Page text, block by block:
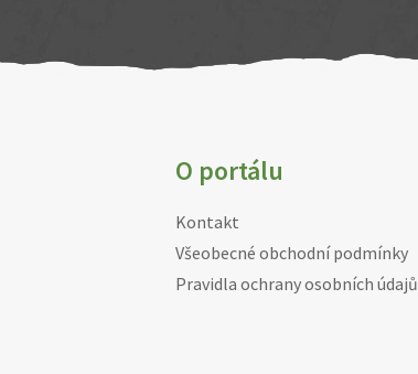
O portálu
Kontakt
Všeobecné obchodní podmínky
Pravidla ochrany osobních údajů